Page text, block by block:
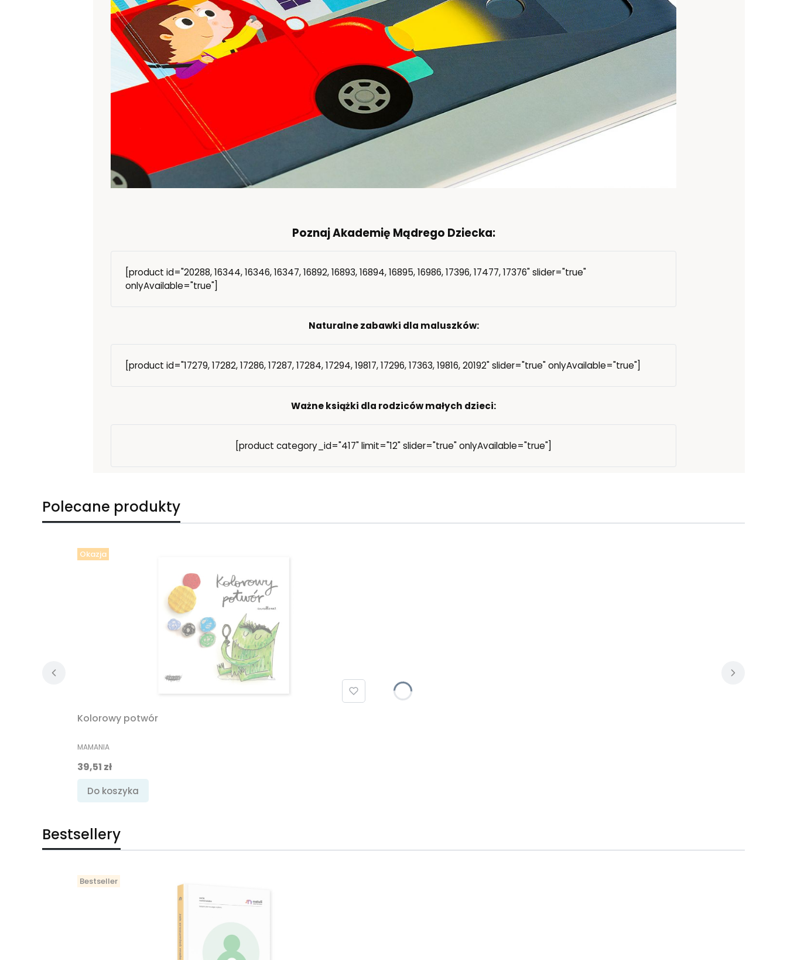
Poznaj Akademię Mądrego Dziecka:
[product id="20288, 16344, 16346, 16347, 16892, 16893, 16894, 16895, 16986, 17396, 17477, 17376" slider="true"
onlyAvailable="true"]
Naturalne zabawki dla maluszków:
[product id="17279, 17282, 17286, 17287, 17284, 17294, 19817, 17296, 17363, 19816, 20192" slider="true" onlyAvailable="true"]
Ważne książki dla rodziców małych dzieci:
[product category_id="417" limit="12" slider="true" onlyAvailable="true"]
Polecane produkty
Okazja
Kolorowy potwór
PRODUCENT
MAMANIA
Cena promocyjna
39,51 zł
Do koszyka
Bestsellery
Bestseller